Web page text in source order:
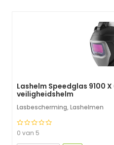
Lashelm Speedglas 9100 X
veiligheidshelm
Lasbescherming, Lashelmen
0 van 5